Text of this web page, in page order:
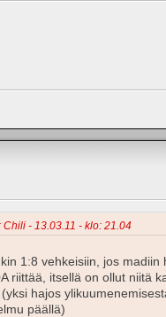
- 13.03.11 - klo: 21.04
1:8 vehkeisiin, jos madiin
riittää, itsellä on ollut niitä
hajos
päällä)